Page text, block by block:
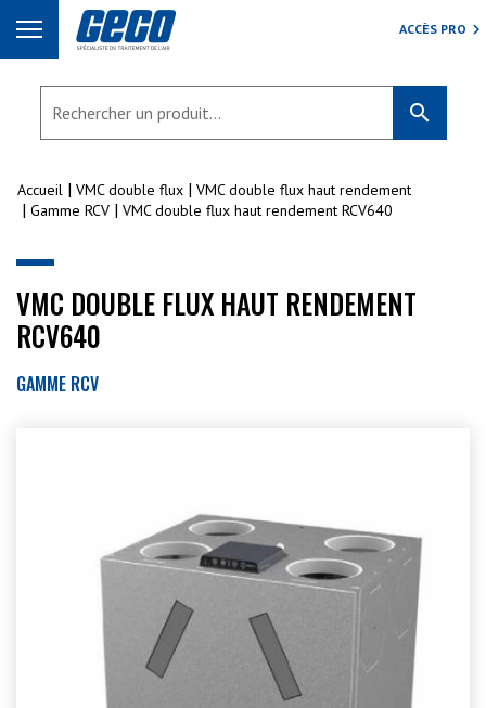
ACCÈS PRO
search
Accueil VMC double flux
VMC double flux haut rendement
Gamme RCV
VMC double flux haut rendement RCV640
VMC DOUBLE FLUX HAUT RENDEMENT
RCV640
GAMME RCV